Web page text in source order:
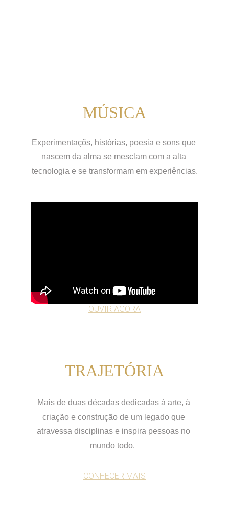
MÚSICA
Experimentaçõs, histórias, poesia e sons que
nascem da alma se mesclam com a alta
tecnologia e se transformam em experiências.
OUVIR AGORA
TRAJETÓRIA
Mais de duas décadas dedicadas à arte, à
criação e construção de um legado que
atravessa disciplinas e inspira pessoas no
mundo todo.
CONHECER MAIS